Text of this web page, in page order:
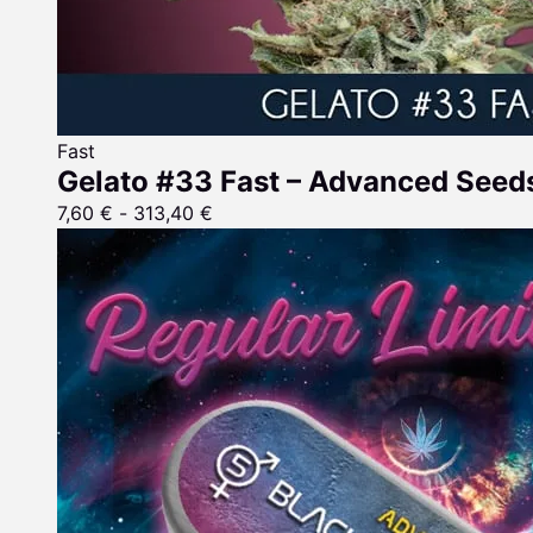
Fast
Gelato #33 Fast – Advanced
7,60 € - 313,40 €